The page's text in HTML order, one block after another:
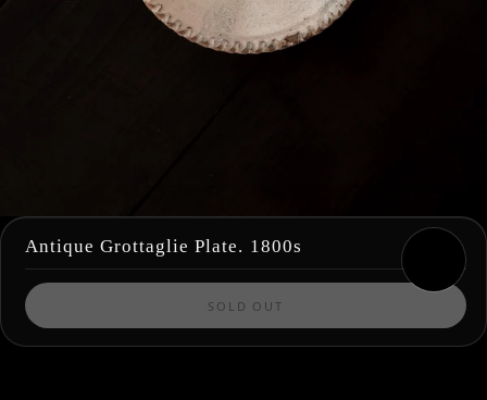
Antique Grottaglie Plate. 1800s
SOLD OUT